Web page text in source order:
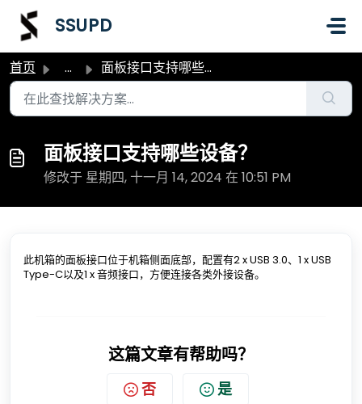
跳过至主要内容
SSUPD
首页 ... 面板接口支持哪些设备？
面板接口支持哪些设备？
修改于 星期四, 十一月 14, 2024 在 10:51 PM
此机箱的面板接口位于机箱侧面底部，配置有2 x USB 3.0、1 x USB
Type-C以及1 x 音频接口，方便连接各类外接设备。
这篇文章有帮助吗？
否 是